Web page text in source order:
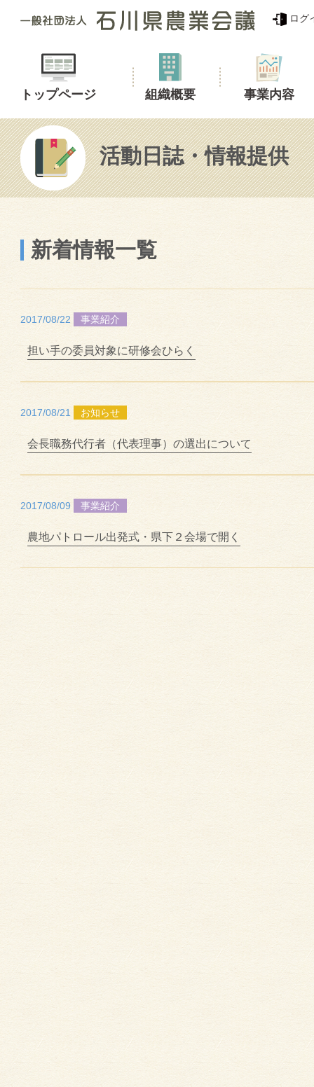
ログ
トップページ 組織概要 事業内容
活動日誌・情報提供
新着情報一覧
2017/08/22 事業紹介
担い手の委員対象に研修会ひらく
2017/08/21 お知らせ
会長職務代行者（代表理事）の選出について
2017/08/09 事業紹介
農地パトロール出発式・県下２会場で開く